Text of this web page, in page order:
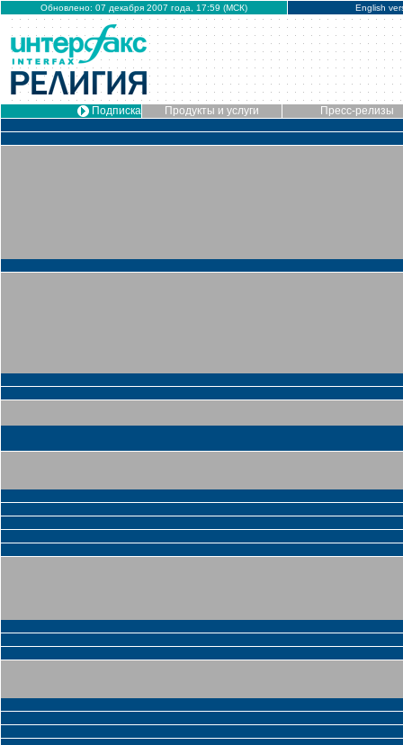
Обновлено: 07 декабря 2007 года, 17:59 (МСК) English
Подписка Продукты и услуги Пресс-релизы